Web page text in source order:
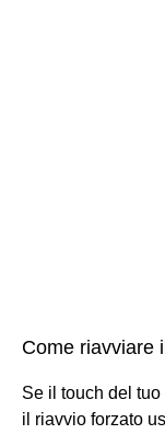
Come riavviare
Se il touch del
il riavvio forzato